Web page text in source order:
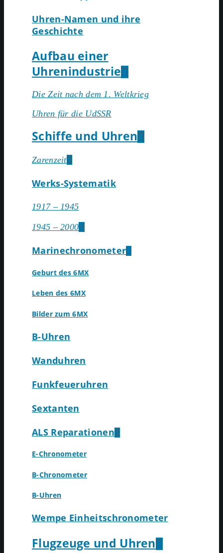
Uhren-Namen und ihre
Geschichte
Aufbau einer
Uhrenindustrie
Die Zeit nach dem 1. Weltkrieg
Uhren für die UdSSR
Schiffe und Uhren
Zarenzeit
Werks-Systematik
1917 – 1945
1945 – 2000
Marinechronometer
Geburt des 6MX
Leben des 6MX
Bilder zum 6MX
B-Uhren
Wanduhren
Funkfeueruhren
Sextanten
ALS Reparationen
E-Chronometer
B-Chronometer
B-Uhren
Wempe Einheitschronometer
Flugzeuge und Uhren